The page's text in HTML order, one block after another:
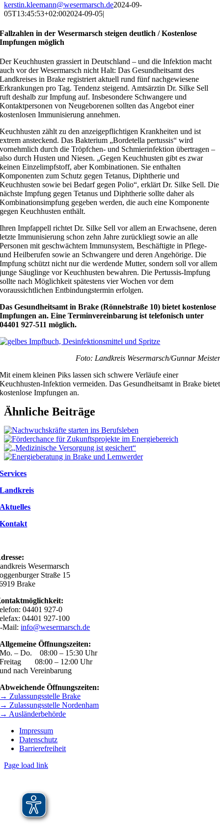
kerstin.kleemann@wesermarsch.de2024-09-
05T13:45:53+02:002024-09-05|
Fallzahlen in der Wesermarsch steigen deutlich / Kostenlose
Impfungen möglich
Der Keuchhusten grassiert in Deutschland – und die Infektion macht
auch vor der Wesermarsch nicht Halt: Das Gesundheitsamt des
Landkreises in Brake registriert aktuell rund fünf nachgewiesene
Erkrankungen pro Tag. Tendenz steigend. Amtsärztin Dr. Silke Sell
ruft deshalb zur Impfung auf. Insbesondere Schwangere und
Kontaktpersonen von Neugeborenen sollten das Angebot einer
kostenlosen Immunisierung annehmen.
Keuchhusten zählt zu den anzeigepflichtigen Krankheiten und ist
extrem ansteckend. Das Bakterium „Bordetella pertussis“ wird
vornehmlich durch die Tröpfchen- und Schmierinfektion übertragen –
also durch Husten und Niesen. „Gegen Keuchhusten gibt es zwar
keinen Einzelimpfstoff, aber Kombinationen. Sie enthalten
Komponenten zum Schutz gegen Tetanus, Diphtherie und
Keuchhusten sowie bei Bedarf gegen Polio“, erklärt Dr. Silke Sell. Die
nächste Impfung gegen Tetanus und Diphtherie sollte daher als
Kombinationsimpfung gegeben werden, die auch eine Komponente
gegen Keuchhusten enthält.
Ihren Impfappell richtet Dr. Silke Sell vor allem an Erwachsene, deren
letzte Immunisierung schon zehn Jahre zurückliegt sowie an alle
Personen mit geschwächtem Immunsystem, Beschäftigte in Pflege-
und Heilberufen sowie an Schwangere und deren Angehörige. Die
Impfung schützt nicht nur die werdende Mutter, sondern soll vor allem
junge Säuglinge vor Keuchhusten bewahren. Die Pertussis-Impfung
sollte nach Möglichkeit spätestens vier Wochen vor dem
voraussichtlichen Entbindungstermin erfolgen.
Das Gesundheitsamt in Brake (Rönnelstraße 10) bietet kostenlose
Impfungen an. Eine Terminvereinbarung ist telefonisch unter
04401 927-511 möglich.
Foto: Landkreis Wesermarsch/Gunnar Meister
Mit einem kleinen Piks lassen sich schwere Verläufe einer
Keuchhusten-Infektion vermeiden. Das Gesundheitsamt in Brake bietet
kostenlose Impfungen an.
Ähnliche Beiträge
Services
Landkreis
Aktuelles
Kontakt
Wesermarsch
Straße 15
Brake
04401 927-0
04401 927-100
Mail:info@wesermarsch.de
Allgemeine Öffnungszeiten:
Mo. – Do. 08:00 – 15:30 Uhr
Freitag 08:00 – 12:00 Uhr
und nach Vereinbarung
Abweichende Öffnungszeiten:
→ Zulassungsstelle Brake
→ Zulassungsstelle Nordenham
→ Ausländerbehörde
Impressum
Datenschutz
Barrierefreiheit
Page load link